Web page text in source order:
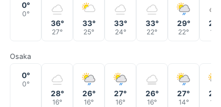
0°
0°
36°
27°
33°
25°
33°
24°
33°
22°
29°
22° 18°
Osaka
0°
0°
28°
16°
26°
16°
27°
16°
26°
16°
27°
14° 14°